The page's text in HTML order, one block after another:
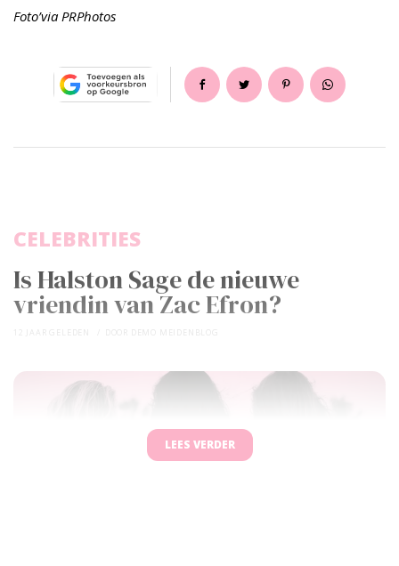
Foto’via PRPhotos
Is Halston Sage de nieuwe
vriendin van Zac Efron?
CELEBRITIES
LEES VERDER